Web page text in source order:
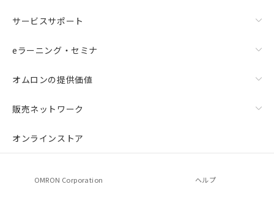
サービスサポート
eラーニング・セミナ
オムロンの提供価値
販売ネットワーク
オンラインストア
OMRON Corporation ヘルプ